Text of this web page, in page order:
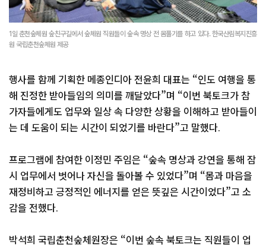
1일 춘천숲체원 숲친구길에서 숲체원 직원들이 숲속 명상 전 몸풀기를 하고 있다. 한국산림복지진흥
원 국립춘천숲체원 제공
행사를 함께 기획한 메종인디아 전윤희 대표는 “인도 여행을 통
해 진정한 받아들임의 의미를 깨달았다”며 “이번 북토크가 참
가자들에게도 업무와 일상 속 다양한 상황을 이해하고 받아들이
는 데 도움이 되는 시간이 되었기를 바란다”고 말했다.
프로그램에 참여한 이정민 주임은 “숲속 명상과 강연을 통해 잠
시 업무에서 벗어나 자신을 돌아볼 수 있었다”며 “몸과 마음을
재정비하고 긍정적인 에너지를 얻은 뜻깊은 시간이었다”고 소
감을 전했다.
박석희 국립춘천숲체원장은 “이번 숲속 북토크는 직원들이 업